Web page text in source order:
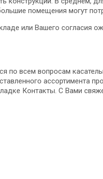
помещения могут
или Вашего согласия
по всем вопросам
ассортимента
Контакты. С Вами